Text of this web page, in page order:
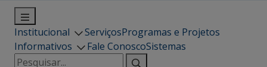
Institucional ServiçosProgramas e Projetos
Informativos
Fale ConoscoSistemas
Pesquisar